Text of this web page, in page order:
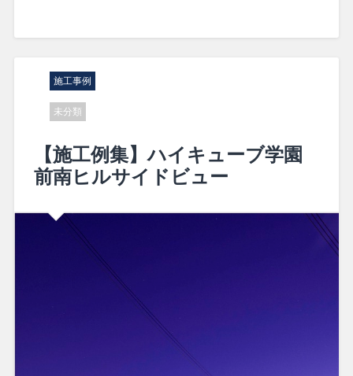
施工事例
未分類
【施工例集】ハイキューブ学園
前南ヒルサイドビュー